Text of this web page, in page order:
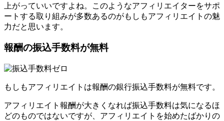
上がっていいですよね。このようなアフィリエイターをサポ
ートする取り組みが多数あるのがもしもアフィリエイトの魅
力だと思います。
報酬の振込手数料が無料
もしもアフィリエイトは報酬の銀行振込手数料が無料です。
アフィリエイト報酬が大きくなれば振込手数料は気になるほ
どのものではないですが、アフィリエイトを始めたばかりの